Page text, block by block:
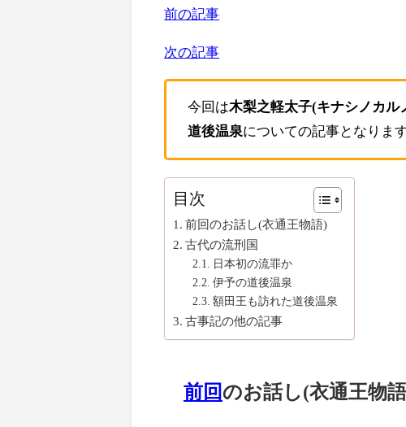
前の記事
次の記事
今回は木梨之軽太子(キナシノカル
道後温泉についての記事となります
目次
前回のお話し(衣通王物語)
古代の流刑国
日本初の流罪か
伊予の道後温泉
額田王も訪れた道後温泉
古事記の他の記事
前回のお話し(衣通王物